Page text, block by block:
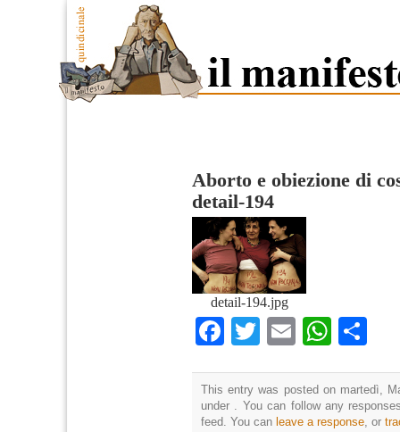
Aborto e obiezione di
detail-194
detail-194.jpg
Facebook
Twitter
Email
This entry was posted on martedì,
under . You can follow any
feed. You can leave a response , or